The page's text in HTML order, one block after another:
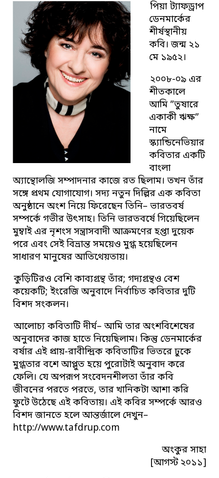
পিয়া ট্যাফড্রাপ
ডেনমার্কের
শীর্ষস্থানীয়
কবি। জন্ম ২১
মে ১৯৫২।
২০০৮-০৯ এর
শীতকালে
আমি ”তুষারে
একাকী ঋক্ষ”
নামে
স্ক্যান্ডিনেভিয়ার
কবিতার একটি
বাংলা
অ্যান্থোলজি সম্পাদনার কাজে রত ছিলাম। তখন তাঁর
সঙ্গে প্রথম যোগাযোগ। সদ্য নতুন দিল্লির এক কবিতা
অনুষ্ঠানে অংশ নিয়ে ফিরেছেন তিনি– ভারতবর্ষ
সম্পর্কে গভীর উৎসাহ। তিনি ভারতবর্ষে গিয়েছিলেন
মুম্বাই এর নৃশংস সন্ত্রাসবাদী আক্রমণের হপ্তা দুয়েক
পরে এবং সেই বিভ্রান্ত সময়েও মুগ্ধ হয়েছিলেন
সাধারণ মানুষের আতিথেয়তায়।
কুড়িটিরও বেশি কাব্যগ্রন্থ তাঁর; গদ্যগ্রন্থও বেশ
কয়েকটি; ইংরেজি অনুবাদে নির্বাচিত কবিতার দুটি
বিশদ সংকলন।
আলোচ্য কবিতাটি দীর্ঘ– আমি তার অংশবিশেষের
অনুবাদের কাজ হাতে নিয়েছিলাম। কিন্তু ডেনমার্কের
বর্ষার এই প্রায়-রাবীন্দ্রিক কবিতাটির ভিতরে ঢুকে
মুগ্ধতার বশে আপ্লুত হয়ে পুরোটাই অনুবাদ করে
ফেলি। যে অপরূপ সংবেদনশীলতা তাঁর কবি
জীবনের পরতে পরতে, তার খানিকটা আশা করি
ফুটে উঠেছে এই কবিতায়। এই কবির সম্পর্কে আরও
বিশদ জানতে হলে আন্তর্জালে দেখুন–
http://www.tafdrup.com
অংকুর সাহা
[আগস্ট ২০১১]